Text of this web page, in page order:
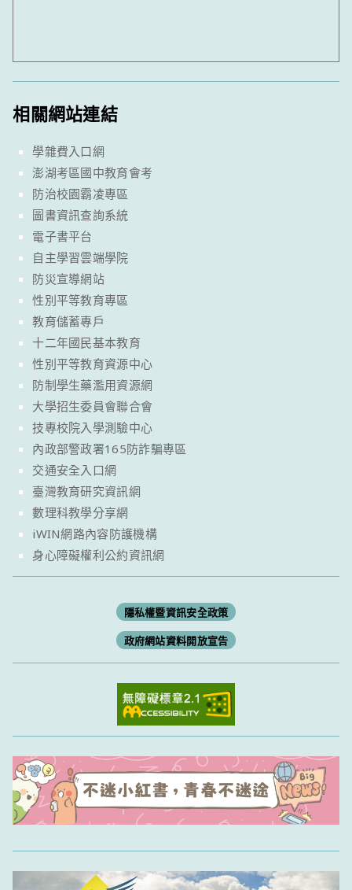
相關網站連結
學雜費入口網
澎湖考區國中教育會考
防治校園霸凌專區
圖書資訊查詢系統
電子書平台
自主學習雲端學院
防災宣導網站
性別平等教育專區
教育儲蓄專戶
十二年國民基本教育
性別平等教育資源中心
防制學生藥濫用資源網
大學招生委員會聯合會
技專校院入學測驗中心
內政部警政署165防詐騙專區
交通安全入口網
臺灣教育研究資訊網
數理科教學分享網
iWIN網路內容防護機構
身心障礙權利公約資訊網
隱私權暨資訊安全政策
政府網站資料開放宣告